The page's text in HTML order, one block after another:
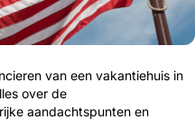
van een vakantiehuis in
over de
aandachtspunten en